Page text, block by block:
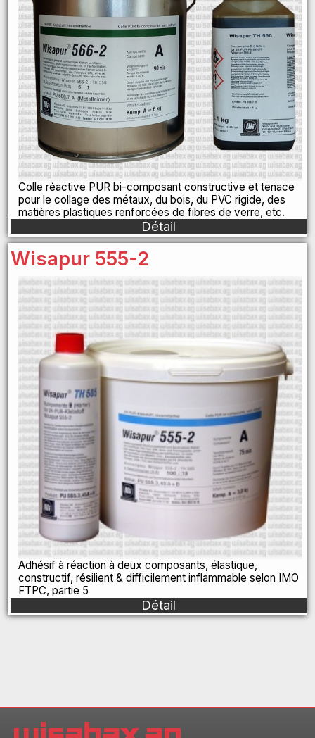
Colle réactive PUR bi-composant constructive et tenace
pour le collage des métaux, du bois, du PVC rigide, des
matières plastiques renforcées de fibres de verre, etc.
Détail
Wisapur 555-2
Adhésif à réaction à deux composants, élastique,
constructif, résilient & difficilement inflammable selon IMO
FTPC, partie 5
Détail